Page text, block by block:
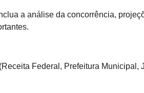
a análise da concorrência,
(Receita Federal, Prefeitura Municipal,